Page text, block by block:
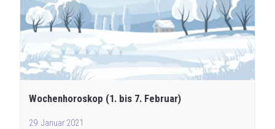
Wochenhoroskop (1. bis 7. Februar)
29. Januar 2021